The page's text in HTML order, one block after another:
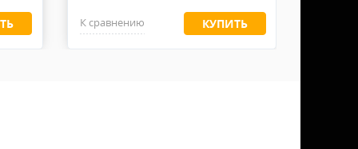
или едкими материалами, даже
не имеют защиту от огня.
К сравнению КУПИТЬ